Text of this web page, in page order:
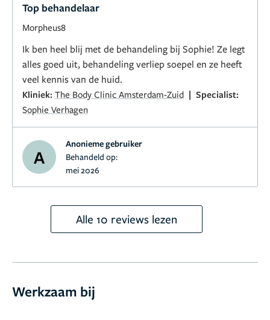
Top behandelaar
Morpheus8
Ik ben heel blij met de behandeling bij Sophie! Ze legt
alles goed uit, behandeling verliep soepel en ze heeft
veel kennis van de huid.
Kliniek: The Body Clinic Amsterdam-Zuid | Specialist:
Sophie Verhagen
A
Anonieme gebruiker
Behandeld op:
mei 2026
Alle 10 reviews lezen
Werkzaam bij